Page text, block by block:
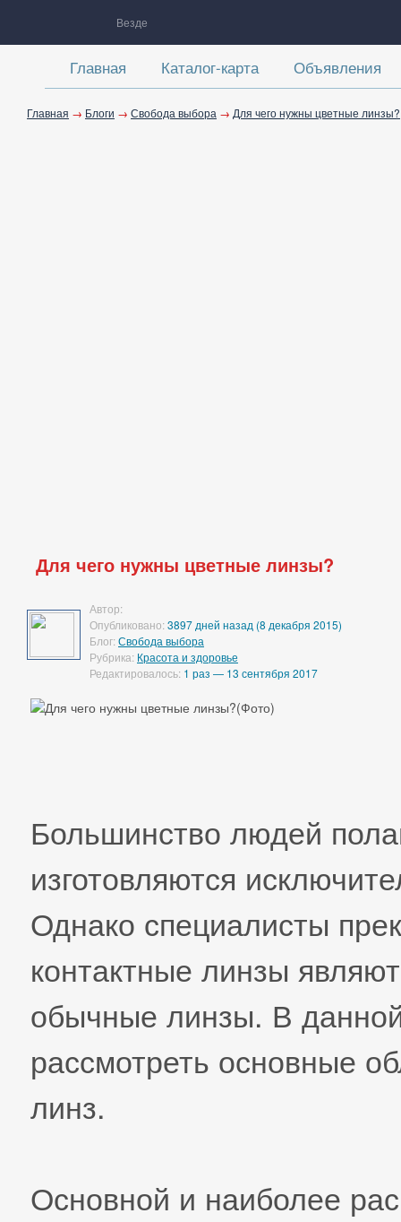
Везде
Главная Каталог-карта Объявления
Главная → Блоги → Свобода выбора → Для чего нужны цветные линзы?
Для чего нужны цветные линзы?
Автор:
Опубликовано: 3897 дней назад (8 декабря 2015)
Блог: Свобода выбора
Рубрика: Красота и здоровье
Редактировалось: 1 раз — 13 сентября 2017
Большинство людей
изготовляются
Однако специалисты
контактные линзы
обычные линзы. В
рассмотреть основные
линз.
Основной и наиболее